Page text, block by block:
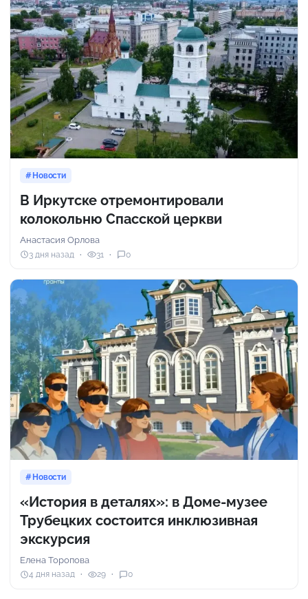
Новости
В Иркутске отремонтировали
колокольню Спасской церкви
Анастасия Орлова
3 дня назад 31 0
Новости
«История в деталях»: в Доме-музее
Трубецких состоится инклюзивная
экскурсия
Елена Торопова
4 дня назад 29 0